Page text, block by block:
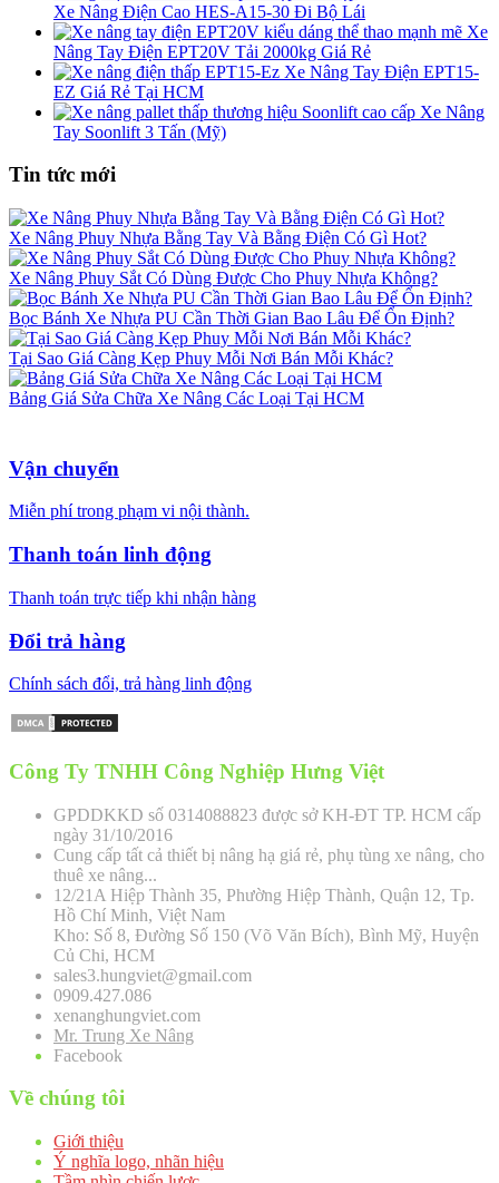
Xe Nâng Điện Cao HES-A15-30 Đi Bộ Lái
Xe
Nâng Tay Điện EPT20V Tải 2000kg Giá Rẻ
Xe Nâng Tay Điện EPT15-
EZ Giá Rẻ Tại HCM
Xe Nâng
Tay Soonlift 3 Tấn (Mỹ)
Tin tức mới
Xe Nâng Phuy Nhựa Bằng Tay Và Bằng Điện Có Gì Hot?
Xe Nâng Phuy Sắt Có Dùng Được Cho Phuy Nhựa Không?
Bọc Bánh Xe Nhựa PU Cần Thời Gian Bao Lâu Để Ổn Định?
Tại Sao Giá Càng Kẹp Phuy Mỗi Nơi Bán Mỗi Khác?
Bảng Giá Sửa Chữa Xe Nâng Các Loại Tại HCM
Vận chuyển
Miễn phí trong phạm vi nội thành.
Thanh toán linh động
Thanh toán trực tiếp khi nhận hàng
Đổi trả hàng
Chính sách đổi, trả hàng linh động
Công Ty TNHH Công Nghiệp Hưng Việt
GPDDKKD số 0314088823 được sở KH-ĐT TP. HCM cấp
ngày 31/10/2016
Cung cấp tất cả thiết bị nâng hạ giá rẻ, phụ tùng xe nâng, cho
thuê xe nâng...
12/21A Hiệp Thành 35, Phường Hiệp Thành, Quận 12, Tp.
Hồ Chí Minh, Việt Nam
Kho: Số 8, Đường Số 150 (Võ Văn Bích), Bình Mỹ, Huyện
Củ Chi, HCM
sales3.hungviet@gmail.com
0909.427.086
xenanghungviet.com
Mr. Trung Xe Nâng
Facebook
Về chúng tôi
Giới thiệu
Ý nghĩa logo, nhãn hiệu